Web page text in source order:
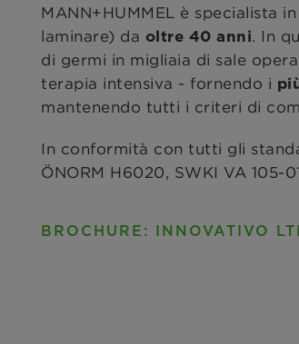
MANN+HUMMEL è specialista
laminare) da oltre 40 anni. In
di germi in migliaia di sale
terapia intensiva - fornendo i
mantenendo tutti i criteri di
In conformità con tutti gli
ÖNORM H6020, SWKI VA 105-
BROCHURE: INNOVATIVO